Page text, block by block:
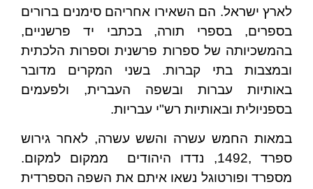
לארץ ישראל. הם השאירו אחריהם סימנים ברורים
בספרים, בספרי תורה, בכתבי יד פרשניים,
בהמשכיותה של ספרות פרשנית וספרות הלכתית
ובמצבות בתי קברות. בשני המקרים מדובר
באותיות עברות ובשפה העברית, ולפעמים
בספניולית ובאותיות רש"י עבריות.
במאות החמש עשרה והשש עשרה, לאחר גירוש
ספרד ,1492, נדדו היהודים ממקום למקום.
מספרד ופורטוגל נשאו איתם את השפה הספרדית